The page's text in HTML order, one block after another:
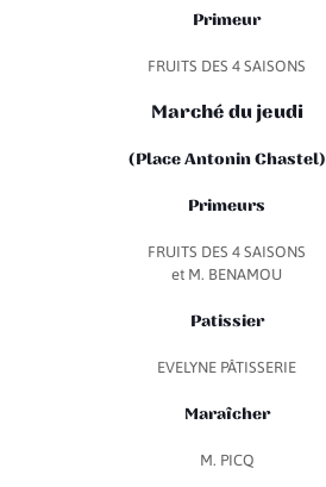
Primeur
FRUITS DES 4 SAISONS
Marché du jeudi
(Place Antonin Chastel)
Primeurs
FRUITS DES 4 SAISONS
et M. BENAMOU
Patissier
EVELYNE PÂTISSERIE
Maraîcher
M. PICQ